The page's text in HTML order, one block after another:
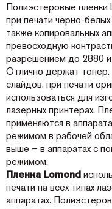
Полиэстеровые пленки
при печати черно-
также копировальных
превосходную
разрешением до 2880 и
Отлично держат тонер.
слайдов, при печати
использоваться для
лазерных принтерах.
применяются в
режимом в рабочей
выше – в аппаратах с
режимом.
Пленка Lomond
печати на всех типах
аппаратах.